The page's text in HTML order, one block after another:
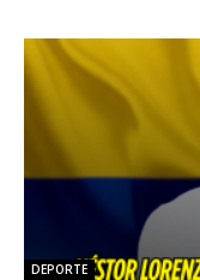
DEPORTE